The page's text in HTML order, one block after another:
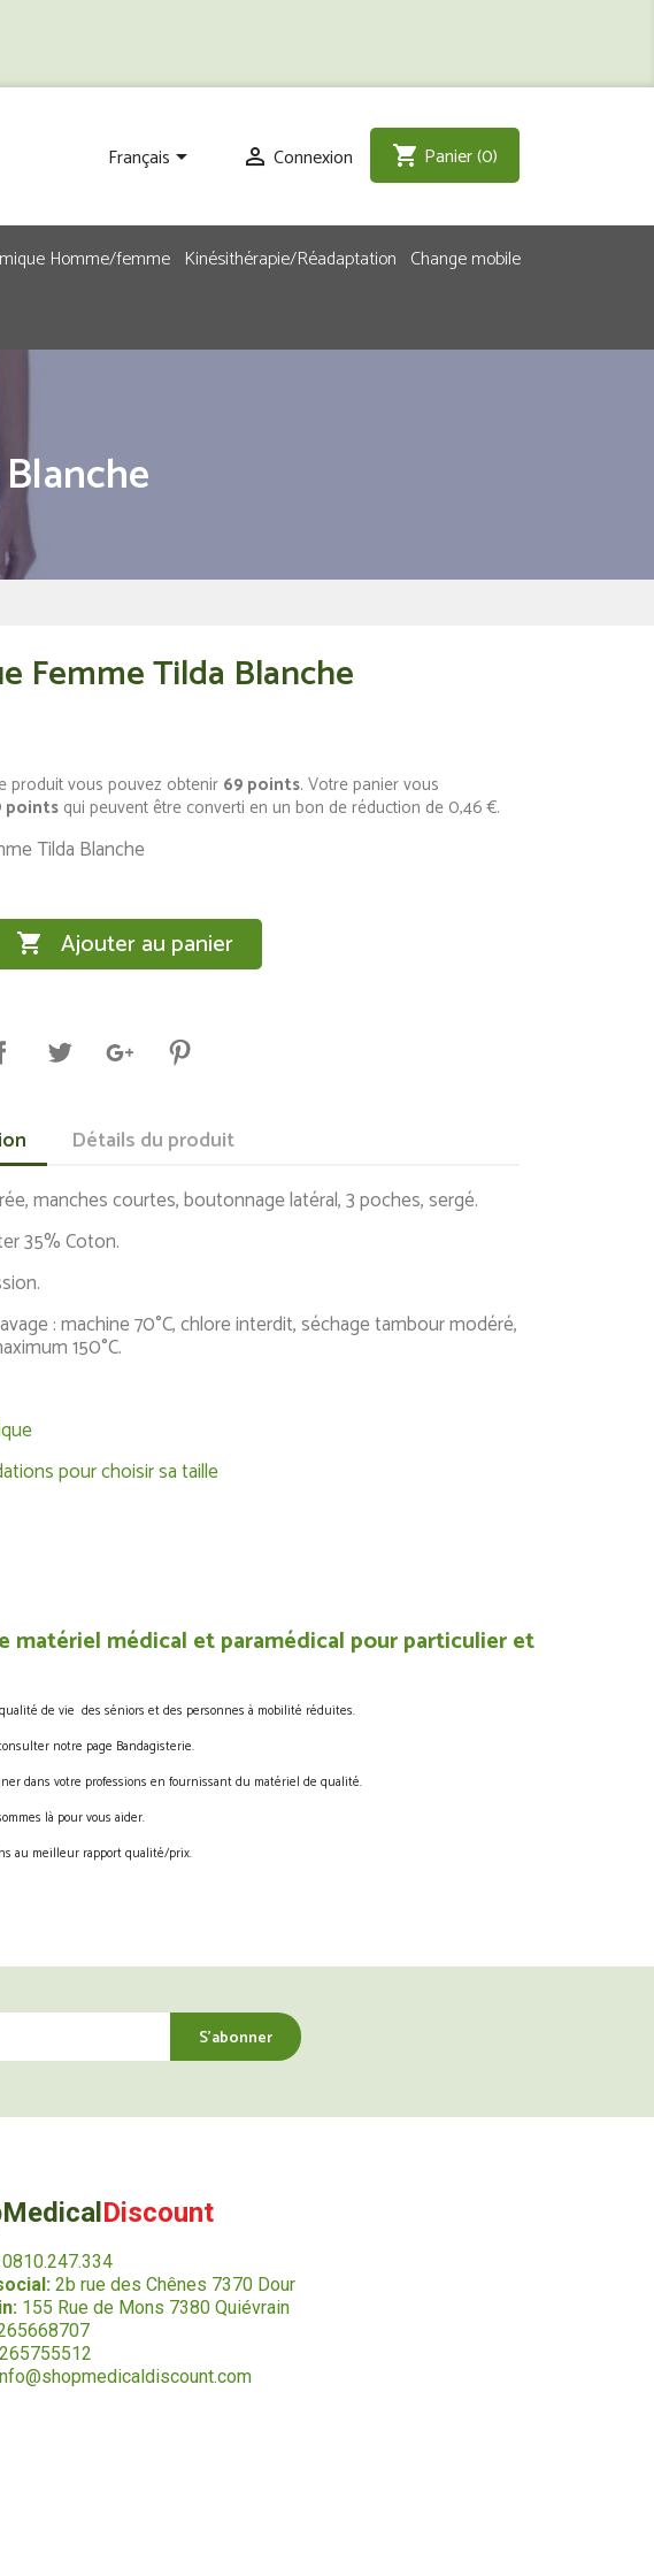
Français  Connexion shopping_cart Panier(0)
Homme/femme Kinésithérapie/Réadaptation Change mobile
Femme Tilda Blanche
produit vous pouvez obtenir69 points. Votre panier vous
points qui peuvent être converti en un bon de réduction de 0,46 €.
Tilda Blanche
 Ajouter au panier
Détails du produit
manches courtes, boutonnage latéral, 3 poches, sergé.
35% Coton.
: machine 70°C, chlore interdit, séchage tambour modéré,
150°C.
pour choisir sa taille
matériel médical et paramédical pour particulier et
de vie des séniors et des personnes à mobilité réduites.
notre page Bandagisterie.
dans votre professions en fournissant du matériel de qualité.
là pour vous aider.
au meilleur rapport qualité/prix.
Discount
0810.247.334
2b rue des Chênes 7370 Dour
155 Rue de Mons 7380 Quiévrain